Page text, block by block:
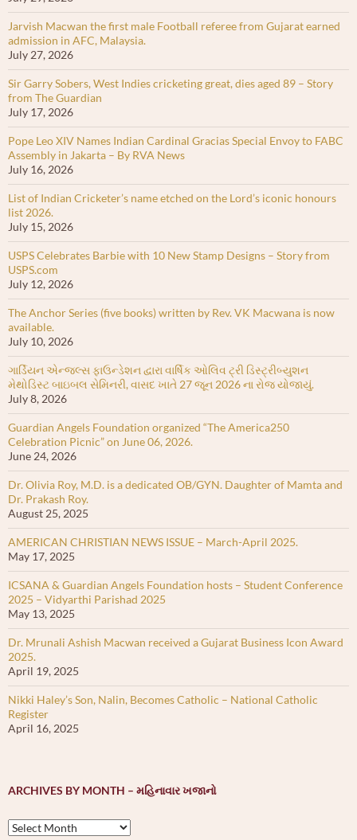
Jarvish Macwan the first male Football referee from Gujarat earned
admission in AFC, Malaysia.
July 27, 2026
Sir Garry Sobers, West Indies cricketing great, dies aged 89 – Story
from The Guardian
July 17, 2026
Pope Leo XIV Names Indian Cardinal Gracias Special Envoy to FABC
Assembly in Jakarta – By RVA News
July 16, 2026
List of Indian Cricketer’s name etched on the Lord’s iconic honours
list 2026.
July 15, 2026
USPS Celebrates Barbie with 10 New Stamp Designs – Story from
USPS.com
July 12, 2026
The Anchor Series (five books) written by Rev. VK Macwana is now
available.
July 10, 2026
ગાર્ડિયન એન્જલ્સ ફાઉન્ડેશન દ્વારા વાર્ષિક ઓલિવ ટ્રી ડિસ્ટ્રીબ્યુશન
મેથોડિસ્ટ બાઇબલ સેમિનરી, વાસદ ખાતે 27 જૂન 2026 ના રોજ યોજાયું.
July 8, 2026
Guardian Angels Foundation organized “The America250
Celebration Picnic” on June 06, 2026.
June 24, 2026
Dr. Olivia Roy, M.D. is a dedicated OB/GYN. Daughter of Mamta and
Dr. Prakash Roy.
August 25, 2025
AMERICAN CHRISTIAN NEWS ISSUE – March-April 2025.
May 17, 2025
ICSANA & Guardian Angels Foundation hosts – Student Conference
2025 – Vidyarthi Parishad 2025
May 13, 2025
Dr. Mrunali Ashish Macwan received a Gujarat Business Icon Award
2025.
April 19, 2025
Nikki Haley’s Son, Nalin, Becomes Catholic – National Catholic
Register
April 16, 2025
ARCHIVES BY MONTH – મહિનાવાર ખજાનો
Archives